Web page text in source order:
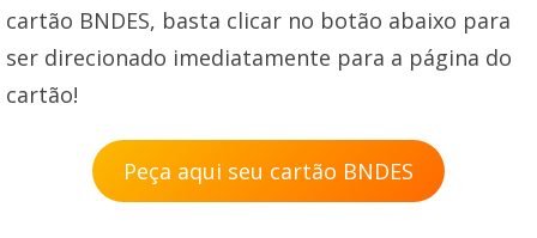
cartão BNDES, basta clicar no botão abaixo para
ser direcionado imediatamente para a página do
cartão!
Peça aqui seu cartão BNDES